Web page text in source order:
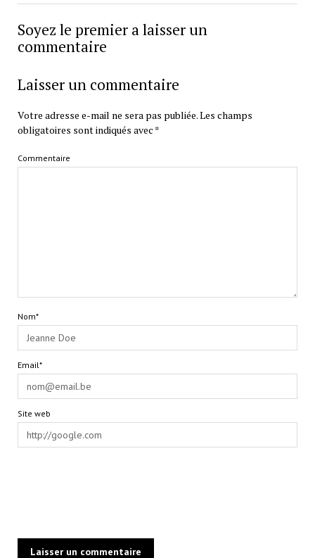
Soyez le premier a laisser un
commentaire
Laisser un commentaire
Votre adresse e-mail ne sera pas publiée.Les champs
obligatoires sont indiqués avec *
Commentaire
Nom*
Email*
Site web